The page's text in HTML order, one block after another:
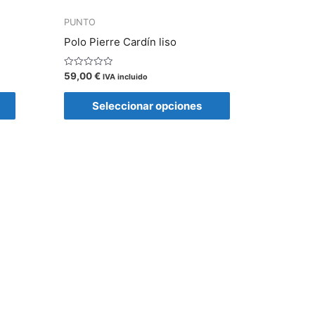
PUNTO
Polo Pierre Cardín liso
Valorado
con
0
59,00€ IVA incluido
Seleccionar opciones